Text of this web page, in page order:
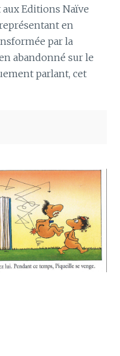
Editions Naïve
en
par la
abandonné sur le
parlant, cet